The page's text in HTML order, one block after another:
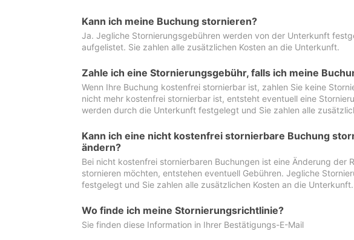
Kann ich meine Buchung stornieren?
Ja. Jegliche Stornierungsgebühren werden von der Unterkunft
aufgelistet. Sie zahlen alle zusätzlichen Kosten an die Unterkunft.
Zahle ich eine Stornierungsgebühr, falls ich meine
Wenn Ihre Buchung kostenfrei stornierbar ist, zahlen Sie keine
nicht mehr kostenfrei stornierbar ist, entsteht eventuell eine
werden durch die Unterkunft festgelegt und Sie zahlen alle
Kann ich eine nicht kostenfrei stornierbare Buchung
ändern?
Bei nicht kostenfrei stornierbaren Buchungen ist eine Änderung der
stornieren möchten, entstehen eventuell Gebühren. Jegliche
festgelegt und Sie zahlen alle zusätzlichen Kosten an die Unterkunft.
Wo finde ich meine Stornierungsrichtlinie?
Sie finden diese Information in Ihrer Bestätigungs-E-Mail